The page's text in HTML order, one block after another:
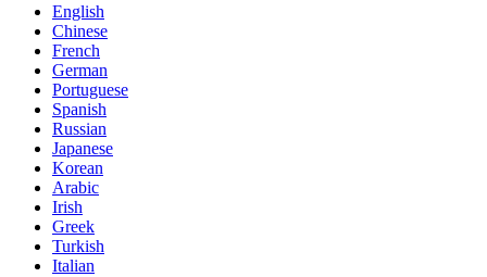
English
Chinese
French
German
Portuguese
Spanish
Russian
Japanese
Korean
Arabic
Irish
Greek
Turkish
Italian